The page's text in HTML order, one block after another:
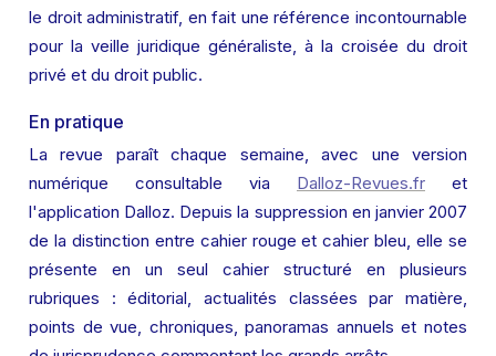
le droit administratif, en fait une référence incontournable
pour la veille juridique généraliste, à la croisée du droit
privé et du droit public.
En pratique
La revue paraît chaque semaine, avec une version
numérique consultable via Dalloz-Revues.fr et
l'application Dalloz. Depuis la suppression en janvier 2007
de la distinction entre cahier rouge et cahier bleu, elle se
présente en un seul cahier structuré en plusieurs
rubriques : éditorial, actualités classées par matière,
points de vue, chroniques, panoramas annuels et notes